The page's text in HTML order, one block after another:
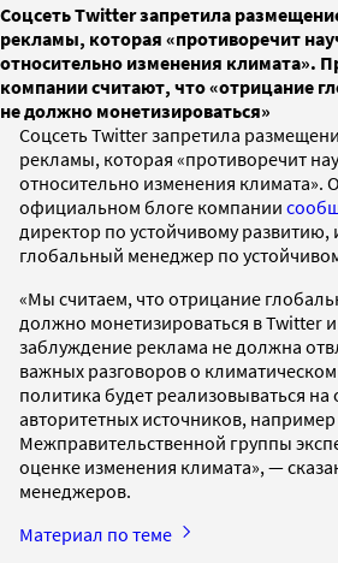
Соцсеть Twitter запретила
рекламы, которая «противоречит
относительно изменения климата».
компании считают, что «отрицание
не должно монетизироваться»
Соцсеть Twitter запретила
рекламы, которая «противоречит
относительно изменения климата».
официальном блоге компании
директор по устойчивому
глобальный менеджер по
«Мы считаем, что отрицание
должно монетизироваться в Twitter
заблуждение реклама не должна
важных разговоров о
политика будет реализовываться
авторитетных источников, например
Межправительственной группы
оценке изменения климата», —
менеджеров.
Материал по теме